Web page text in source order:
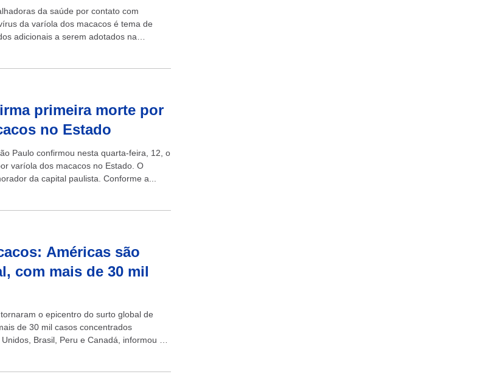
da saúde por contato com
da varíola dos macacos é tema de
adicionais a serem adotados na
primeira morte por
no Estado
Paulo confirmou nesta quarta-feira, 12, o
varíola dos macacos no Estado. O
da capital paulista. Conforme a...
Américas são
com mais de 30 mil
o epicentro do surto global de
de 30 mil casos concentrados
Brasil, Peru e Canadá, informou a